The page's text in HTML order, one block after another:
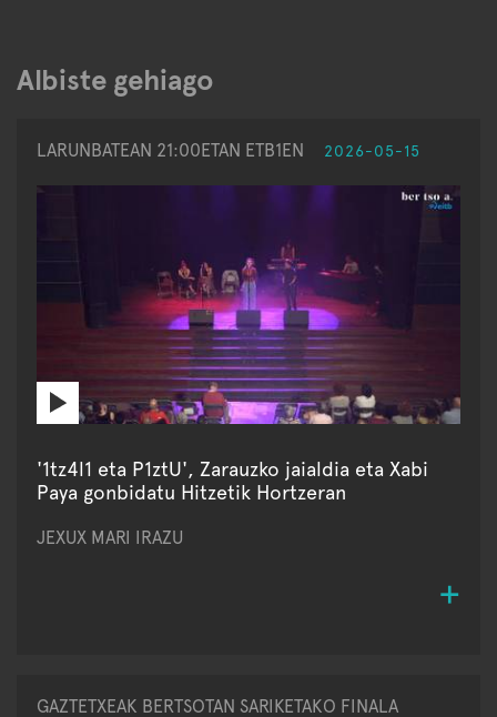
Albiste gehiago
LARUNBATEAN 21:00ETAN ETB1EN 2026-05-15
'1tz4l1 eta P1ztU', Zarauzko jaialdia eta Xabi
Paya gonbidatu Hitzetik Hortzeran
JEXUX MARI IRAZU
GAZTETXEAK BERTSOTAN SARIKETAKO FINALA